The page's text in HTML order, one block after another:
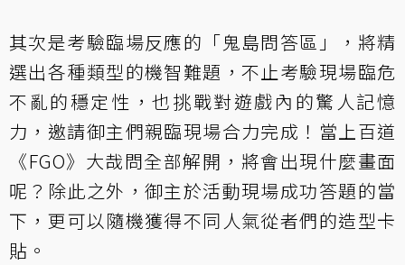
其次是考驗臨場反應的「鬼島問答區」，將精
選出各種類型的機智難題，不止考驗現場臨危
不亂的穩定性，也挑戰對遊戲內的驚人記憶
力，邀請御主們親臨現場合力完成！當上百道
《FGO》大哉問全部解開，將會出現什麼畫面
呢？除此之外，御主於活動現場成功答題的當
下，更可以隨機獲得不同人氣從者們的造型卡
貼。